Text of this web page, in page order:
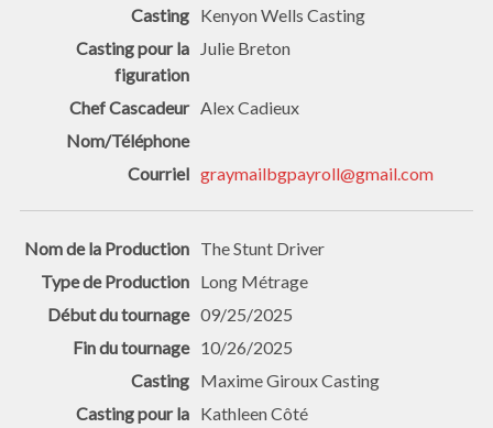
Kenyon Wells Casting
Julie Breton
Alex Cadieux
graymailbgpayroll@gmail.com
The Stunt Driver
Long Métrage
09/25/2025
10/26/2025
Maxime Giroux Casting
Kathleen Côté